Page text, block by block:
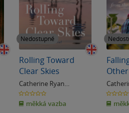
Nedostupné
Rolling Toward
Clear Skies
Catherine Ryan
Hydeová
0.0
z
5
hvězdiček
měkká vazba
the
0.0
z
5
hvězdiček